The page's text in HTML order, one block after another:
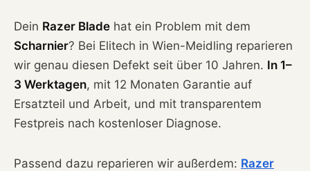
Dein Razer Blade hat ein Problem mit dem
Scharnier? Bei Elitech in Wien-Meidling reparieren
wir genau diesen Defekt seit über 10 Jahren. In 1–
3 Werktagen, mit 12 Monaten Garantie auf
Ersatzteil und Arbeit, und mit transparentem
Festpreis nach kostenloser Diagnose.
Passend dazu reparieren wir außerdem: Razer